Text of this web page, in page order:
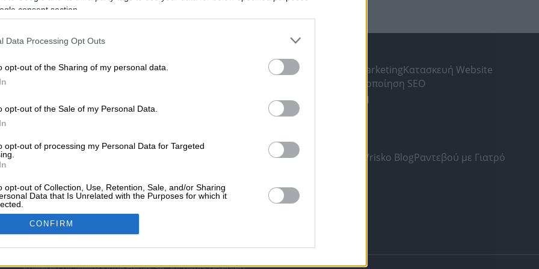
consent section.
Data Processing Opt Outs
opt-out of the Sharing of my personal data.
opt-out of the Sale of my Personal Data.
opt-out of processing my Personal Data for Targeted
opt-out of Collection, Use, Retention, Sale, and/or Sharing
Data that Is Unrelated with the Purposes for which it
CONFIRM
Ψυχολόγοι
ΥΠΗΡΕΣΙΕΣ ΠΡΟΒΟΛΗΣ
Διαφημιστείτε στο Vrisko.gr Υπηρεσίες Digital MarketingΚατασκευή Website
Βελτιστοποίηση SEO
Διαφήμιση στα social mediaΔωρεάν καταχώριση
ΚαβάλαΤρίπολη
Vrisko.gr (About Us)
Όροι και Προϋποθέσεις
Πολιτική Προστασίας Προσωπικών Δεδομένων
Vrisko BlogΡαντεβού με Γιατρό
ΘέατροΣινεμάΧάρτες
Follow Us